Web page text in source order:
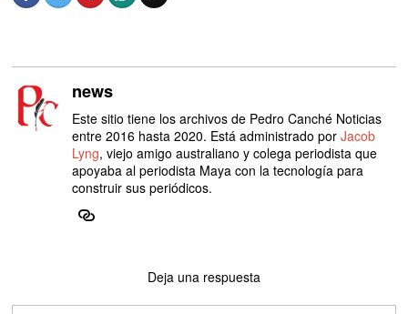
news
Este sitio tiene los archivos de Pedro Canché Noticias
entre 2016 hasta 2020. Está administrado porJacob
Lyng, viejo amigo australiano y colega periodista que
apoyaba al periodista Maya con la tecnología para
construir sus periódicos.
Deja una respuesta